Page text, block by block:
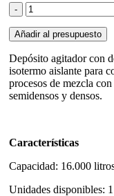
DEPOSITO
AGITADOR
16.000L
DOBLE
FONDO
ISOTERMO
cantidad
Añadir al presupuesto
Depósito agitador con
isotermo aislante para
procesos de mezcla
semidensos y densos.
Características
Capacidad: 16.000
Unidades disponibles: